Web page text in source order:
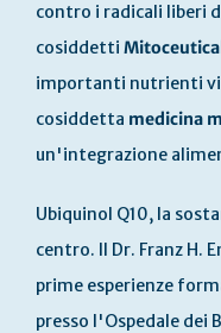
contro i radicali liberi
cosiddetti
importanti nutrienti
cosiddetta medicina
un'integrazione
Ubiquinol Q10, la
centro. Il Dr. Franz H.
prime esperienze
presso l'Ospedale dei